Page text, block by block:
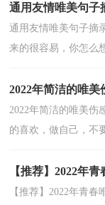
通用友情唯美句子
通用友情唯美句子摘
来的很容易，你怎么
2022年简洁的唯美
2022年简洁的唯美伤
的喜欢，做自己，不
【推荐】2022年
【推荐】2022年青